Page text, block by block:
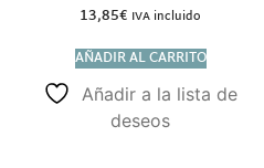
13,85€ IVA incluido
AÑADIR AL CARRITO
Añadir a la lista de
deseos